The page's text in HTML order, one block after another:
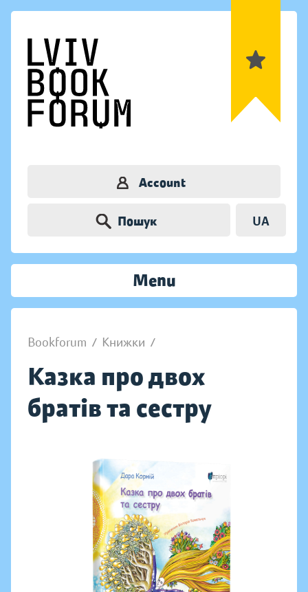
Account
Пошук UA
Menu
Bookforum / Книжки /
Казка про двох
братів та сестру